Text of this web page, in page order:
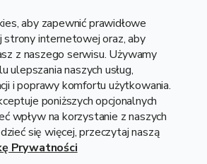
aby zapewnić prawidłowe
strony internetowej oraz, aby
z naszego serwisu. Używamy
ulepszania naszych usług,
i poprawy komfortu użytkowania.
poniższych opcjonalnych
wpływ na korzystanie z naszych
się więcej, przeczytaj naszą
Prywatności
techniczne